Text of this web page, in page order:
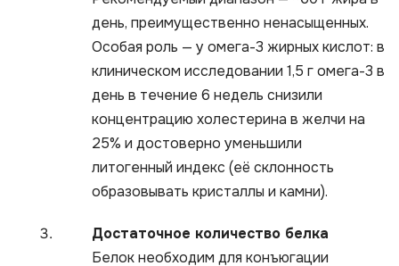
день, преимущественно ненасыщенных.
Особая роль — у омега-3 жирных кислот: в
клиническом исследовании 1,5 г омега-3 в
день в течение 6 недель снизили
концентрацию холестерина в желчи на
25% и достоверно уменьшили
литогенный индекс (её склонность
образовывать кристаллы и камни).
Достаточное количество белка
Белок необходим для конъюгации